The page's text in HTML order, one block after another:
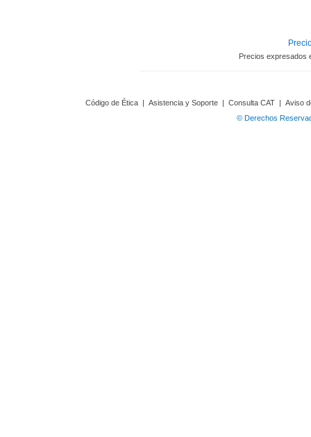
Precios expresados
Código de Ética | Asistencia y Soporte | Consulta CAT | Aviso
© Derechos